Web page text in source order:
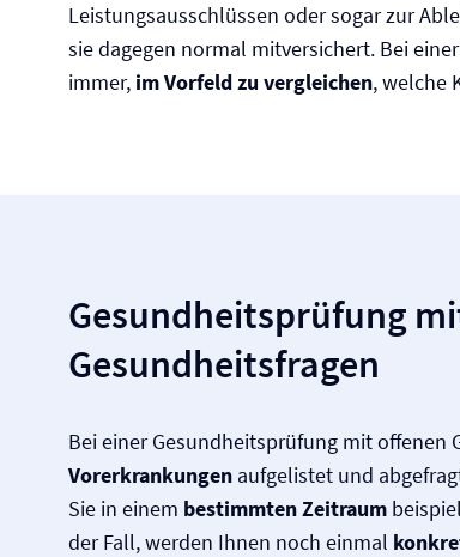
Leistungsausschlüssen oder sogar zur
sie dagegen normal mitversichert. Bei
immer, im Vorfeld zu vergleichen, welche
Gesundheitsprüfung
Gesundheitsfragen
Bei einer Gesundheitsprüfung mit offenen
Vor­erkrankungen aufgelistet und
Sie in einem bestimmten Zeitraum
der Fall, werden Ihnen noch einmal